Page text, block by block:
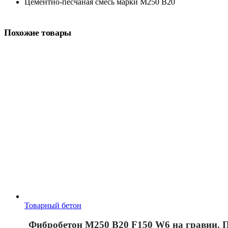
Похожие товары
Товарный бетон
Фибробетон М250 B20 F150 W6 на гравии.